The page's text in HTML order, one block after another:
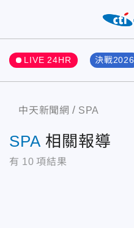
LIVE 24HR 決戰2026
中天新聞網 SPA
SPA 相關報導
有 10 項結果